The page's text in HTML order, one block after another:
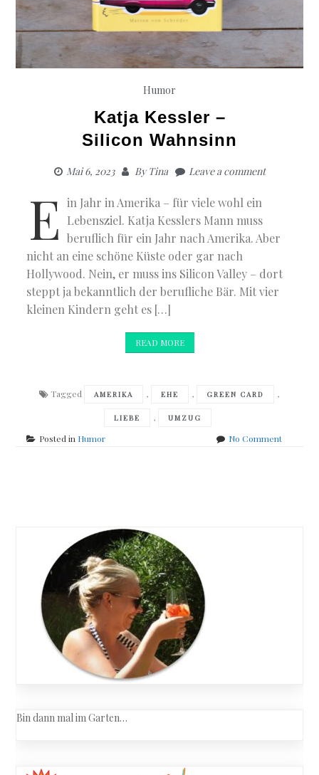
Humor
Katja Kessler –
Silicon Wahnsinn
Mai 6, 2023 ByTina Leave a comment
E in Jahr in Amerika – für viele wohl ein
Lebensziel. Katja Kesslers Mann muss
beruflich für ein Jahr nach Amerika. Aber
nicht an eine schöne Küste oder gar nach
Hollywood. Nein, er muss ins Silicon Valley – dort
steppt ja bekanntlich der berufliche Bär. Mit vier
kleinen Kindern geht es […]
READ MORE
Tagged AMERIKA , EHE , GREEN CARD ,
LIEBE , UMZUG
Posted in Humor No Commenton
navigation
Bin dann mal im Garten…